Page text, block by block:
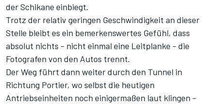
der Schikane einbiegt.
Trotz der relativ geringen Geschwindigkeit an dieser
Stelle bleibt es ein bemerkenswertes Gefühl, dass
absolut nichts - nicht einmal eine Leitplanke - die
Fotografen von den Autos trennt.
Der Weg führt dann weiter durch den Tunnel in
Richtung Portier, wo selbst die heutigen
Antriebseinheiten noch einigermaßen laut klingen -